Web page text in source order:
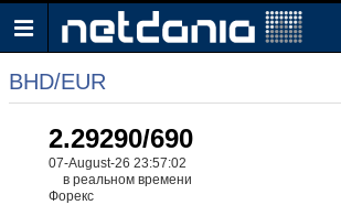
BHD/EUR
2.29290/690
07-August-26 23:57:02
в реальном времени
Форекс